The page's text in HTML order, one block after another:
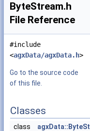
ByteStream.h
File Reference
#include
<agxData/agxData.h>
Go to the source code
of this file.
Classes
class